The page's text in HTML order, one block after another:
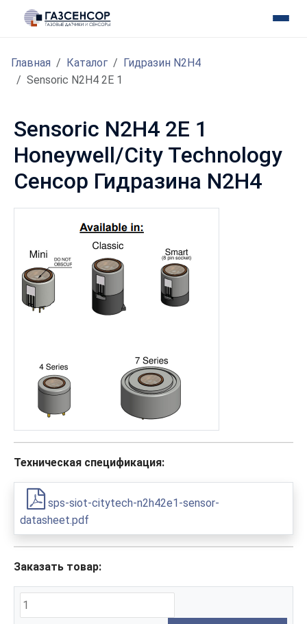
Главная Каталог
Гидразин N2H4
Sensoric N2H4 2E 1
Sensoric N2H4 2E 1
Honeywell/City Technology
Сенсор Гидразина N2H4
Техническая спецификация:
sps-siot-citytech-n2h42e1-sensor-
datasheet.pdf
Заказать товар: